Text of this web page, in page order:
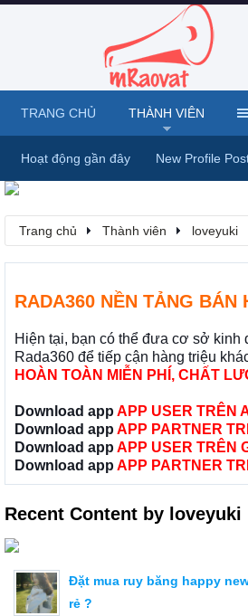
Trang chủ Thành viên loveyuki
RADA360 NỀN TẢNG BÁN
Hiện tại, bạn có thể đưa cơ sở kinh
Rada360 để tiếp cận hàng triệu
HOÀN TOÀN MIỄN PHÍ, CHẤT
Download app APP USER TRÊN
Download app APP PARTNER
Download app APP USER TRÊN
Download app APP PARTNER
Recent Content by loveyuki
Đặt mua ruy băng happy
rẻ ?
TRANG CHỦ THÀNH VIÊN
Hoạt động gần đây New Profile